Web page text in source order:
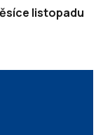
listopadu